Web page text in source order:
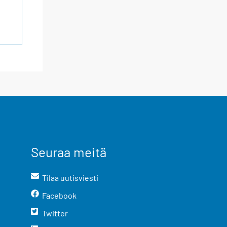
Seuraa meitä
Tilaa uutisviesti
Facebook
Twitter